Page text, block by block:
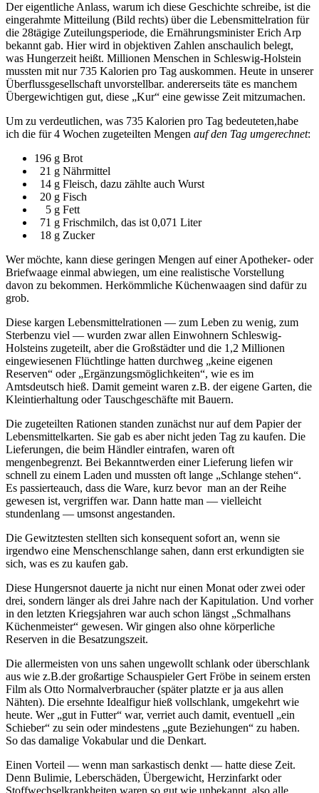
Der eigentliche Anlass, warum ich diese Geschichte schreibe, ist die
eingerahmte Mitteilung (Bild rechts) über die Lebensmittelration für
die 28tägige Zuteilungsperiode, die Ernährungsminister Erich Arp
bekannt gab. Hier wird in objektiven Zahlen anschaulich belegt,
was Hungerzeit heißt. Millionen Menschen in Schleswig-Holstein
mussten mit nur 735 Kalorien pro Tag auskommen. Heute in unserer
Überflussgesellschaft unvorstellbar. andererseits täte es manchem
Übergewichtigen gut, diese
Kur
eine gewisse Zeit mitzumachen.
Um zu verdeutlichen, was 735 Kalorien pro Tag bedeuteten,habe
ich die für 4 Wochen zugeteilten Mengen auf den Tag umgerechnet:
196 g Brot
21 g Nährmittel
14 g Fleisch, dazu zählte auch Wurst
20 g Fisch
5 g Fett
71 g Frischmilch, das ist 0,071 Liter
18 g Zucker
Wer möchte, kann diese geringen Mengen auf einer Apotheker- oder
Briefwaage einmal abwiegen, um eine realistische Vorstellung
davon zu bekommen. Herkömmliche Küchenwaagen sind dafür zu
grob.
Diese kargen Lebensmittelrationen — zum Leben zu wenig, zum
Sterbenzu viel — wurden zwar allen Einwohnern Schleswig-
Holsteins zugeteilt, aber die Großstädter und die 1,2 Millionen
eingewiesenen Flüchtlinge hatten durchweg
keine eigenen
Reserven
oder Ergänzungsmöglichkeiten , wie es im
Amtsdeutsch hieß. Damit gemeint waren z.B. der eigene Garten, die
Kleintierhaltung oder Tauschgeschäfte mit Bauern.
Die zugeteilten Rationen standen zunächst nur auf dem Papier der
Lebensmittelkarten. Sie gab es aber nicht jeden Tag zu kaufen. Die
Lieferungen, die beim Händler eintrafen, waren oft
mengenbegrenzt. Bei Bekanntwerden einer Lieferung liefen wir
schnell zu einem Laden und mussten oft lange
Schlange stehen .
Es passierteauch, dass die Ware, kurz bevor man an der Reihe
gewesen ist, vergriffen war. Dann hatte man — vielleicht
stundenlang — umsonst angestanden.
Die Gewitztesten stellten sich konsequent sofort an, wenn sie
irgendwo eine Menschenschlange sahen, dann erst erkundigten sie
sich, was es zu kaufen gab.
Diese Hungersnot dauerte ja nicht nur einen Monat oder zwei oder
drei, sondern länger als drei Jahre nach der Kapitulation. Und vorher
in den letzten Kriegsjahren war auch schon längst
Schmalhans
Küchenmeister
gewesen. Wir gingen also ohne körperliche
Reserven in die Besatzungszeit.
Die allermeisten von uns sahen ungewollt schlank oder überschlank
aus wie z.B.der großartige Schauspieler Gert Fröbe in seinem ersten
Film als Otto Normalverbraucher (später platzte er ja aus allen
Nähten). Die ersehnte Idealfigur hieß vollschlank, umgekehrt wie
heute. Wer
gut in Futter war, verriet auch damit, eventuell
ein
Schieber
zu sein oder mindestens gute Beziehungen
zu haben.
So das damalige Vokabular und die Denkart.
Einen Vorteil — wenn man sarkastisch denkt — hatte diese Zeit.
Denn Bulimie, Leberschäden, Übergewicht, Herzinfarkt oder